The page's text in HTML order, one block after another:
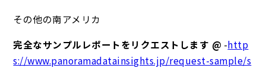
その他の南アメリカ
完全なサンプルレポートをリクエストします @ -http
s://www.panoramadatainsights.jp/request-sample/s